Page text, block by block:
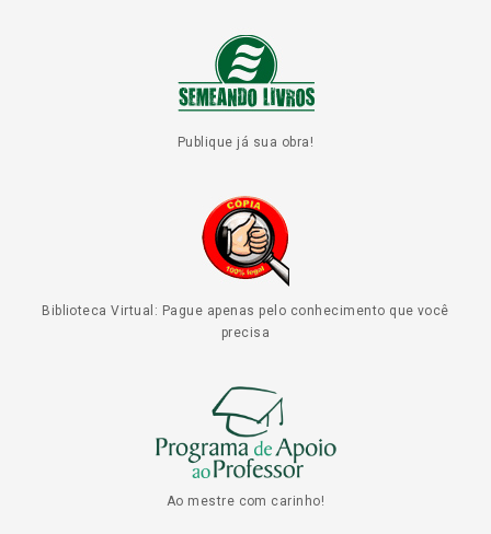
Publique já sua obra!
Biblioteca Virtual: Pague apenas pelo conhecimento que você
precisa
Ao mestre com carinho!